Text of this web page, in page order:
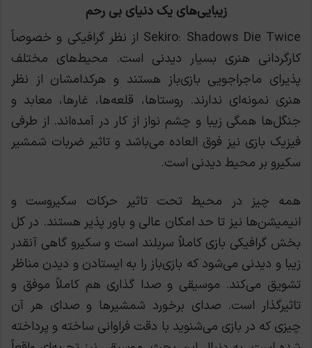
زیبایی‌های یک دنیای بی رحم
Sekiro: Shadows Die Twice از نظر گرافیکی و خصوصاً
کارگردانی هنری بسیار دیدنی است. محیط‌های مختلف
پذیرای ماجراجویی بازی‌باز هستند و هرکدامشان از نظر
هنری نمونه‌ای ندارند. روستاها، قلعه‌ها، غارها، معابد و
جنگل‌ها همگی زیبا و چشم نواز از کار در آمده‌اند. از طرفی
فیزیک بازی نیز فوق العاده می‌باشد و تاثیر ضربات شمشیر
سکیرو بر محیط دیدنی است.
همه چیز در محیط تحت تاثیر حرکات سکیروست و
انیمیشن‌ها نیز تا حد امکان عالی و باور پذیر هستند. در کل
بخش گرافیکی بازی کاملاً سربلند است و سکیرو گاهی آنقدر
زیبا و دیدنی می‌شود که بازی‌باز را به ایستادن و دیدن مناظر
تشویق می‌کند. موسیقی و صدا گذاری هم کاملاً موفق و
تاثیرگذار است. صدای برخورد شمشیرها و صدای هر آن
چیزی که در بازی می‌شنوید با دقت فراوانی ساخته و پرداخته